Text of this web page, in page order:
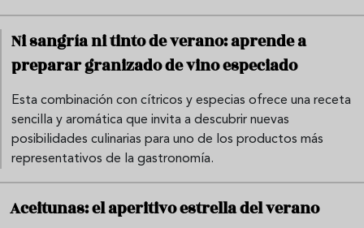
Ni sangría ni tinto de verano: aprende a
preparar granizado de vino especiado
Esta combinación con cítricos y especias ofrece una receta
sencilla y aromática que invita a descubrir nuevas
posibilidades culinarias para uno de los productos más
representativos de la gastronomía.
Aceitunas: el aperitivo estrella del verano